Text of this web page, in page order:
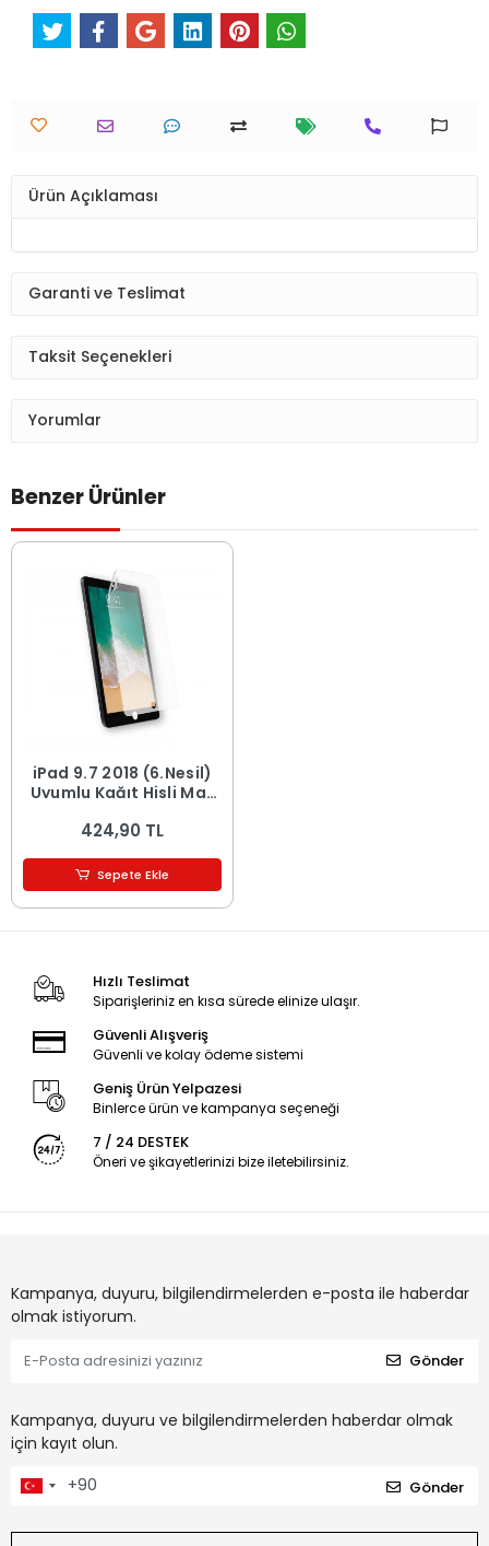
Ürün Açıklaması
Garanti ve Teslimat
Taksit Seçenekleri
Yorumlar
Benzer Ürünler
iPad 9.7 2018 (6.Nesil)
Uyumlu Kağıt Hisli Mat
Koruyucu
424,90 TL
Sepete Ekle
Hızlı Teslimat
Siparişleriniz en kısa sürede elinize ulaşır.
Güvenli Alışveriş
Güvenli ve kolay ödeme sistemi
Geniş Ürün Yelpazesi
Binlerce ürün ve kampanya seçeneği
7 / 24 DESTEK
Öneri ve şikayetlerinizi bize iletebilirsiniz.
Kampanya, duyuru, bilgilendirmelerden e-posta ile haberdar
olmak istiyorum.
Gönder
Kampanya, duyuru ve bilgilendirmelerden haberdar olmak
için kayıt olun.
Gönder